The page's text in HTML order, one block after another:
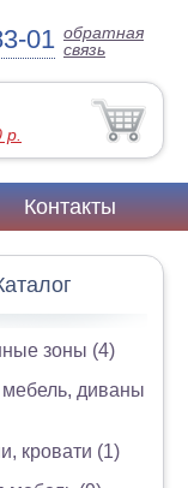
01 обратная
связь
р.
Контакты
зоны (4)
мебель, диваны
кровати (1)